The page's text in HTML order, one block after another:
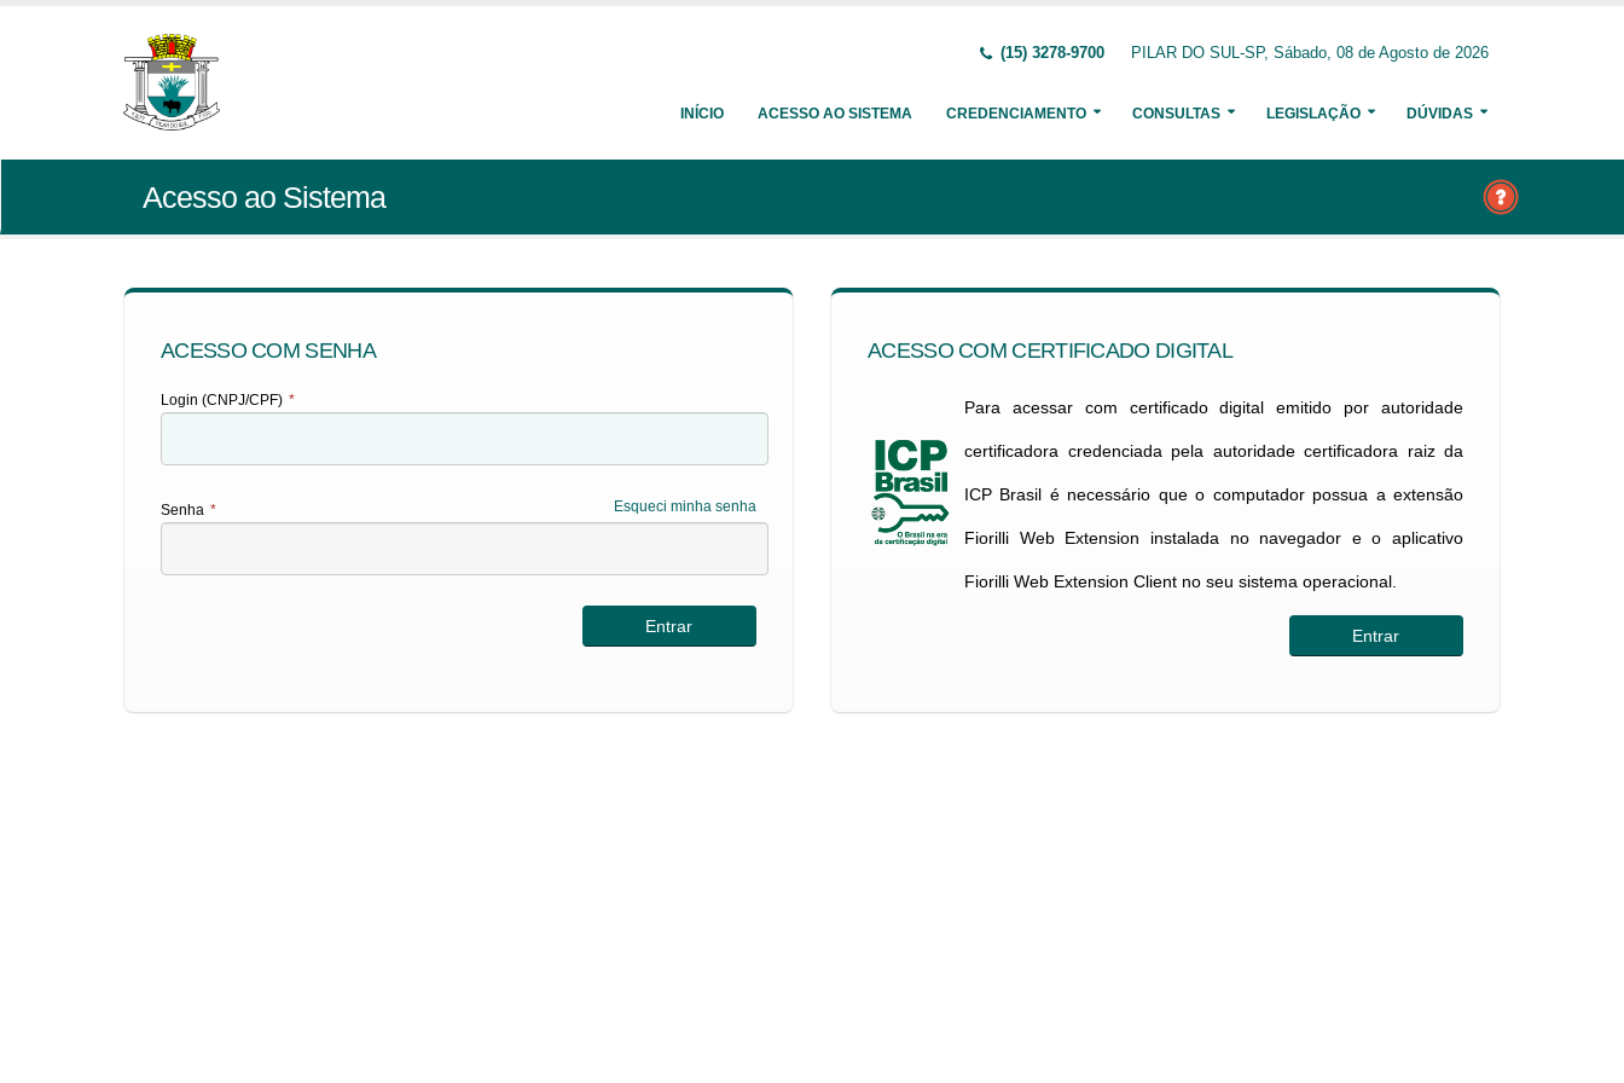
(15) 3278-9700 PILAR DO SUL-SP, Sábado, 08 de Agosto de 2026
INÍCIO ACESSO AO SISTEMA CREDENCIAMENTO CONSULTAS LEGISLAÇÃO DÚVIDAS
Acesso ao Sistema
ACESSO COM SENHA
Login (CNPJ/CPF) *
Esqueci minha senha
Senha *
ACESSO COM CERTIFICADO DIGITAL
Para acessar com certificado digital emitido por autoridade
certificadora credenciada pela autoridade certificadora raiz da
ICP Brasil é necessário que o computador possua a extensão
Fiorilli Web Extension instalada no navegador e o aplicativo
Fiorilli Web Extension Client no seu sistema operacional.